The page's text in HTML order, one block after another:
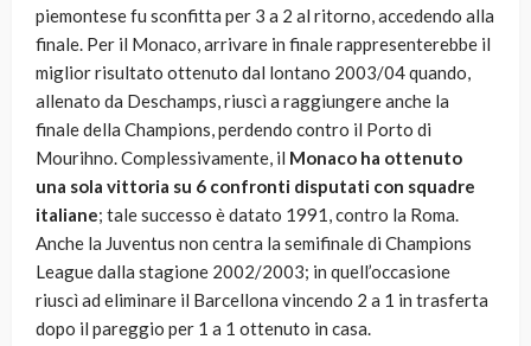
piemontese fu sconfitta per 3 a 2 al ritorno, accedendo alla
finale. Per il Monaco, arrivare in finale rappresenterebbe il
miglior risultato ottenuto dal lontano 2003/04 quando,
allenato da Deschamps, riuscì a raggiungere anche la
finale della Champions, perdendo contro il Porto di
Mourihno. Complessivamente, il Monaco ha ottenuto
una sola vittoria su 6 confronti disputati con squadre
italiane; tale successo è datato 1991, contro la Roma.
Anche la Juventus non centra la semifinale di Champions
League dalla stagione 2002/2003; in quell’occasione
riuscì ad eliminare il Barcellona vincendo 2 a 1 in trasferta
dopo il pareggio per 1 a 1 ottenuto in casa.